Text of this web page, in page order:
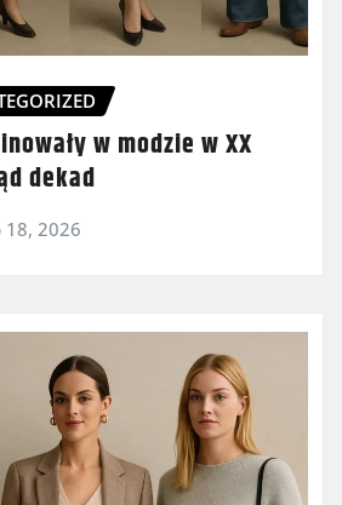
w modzie w XX
dekad
18, 2026